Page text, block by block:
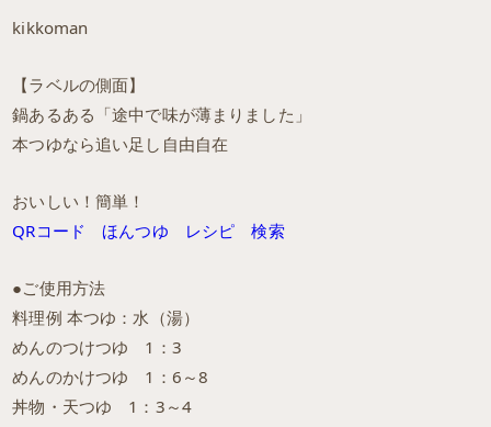
kikkoman
【ラベルの側面】
鍋あるある「途中で味が薄まりました」
本つゆなら追い足し自由自在
おいしい！簡単！
QRコード ほんつゆ レシピ 検索
●ご使用方法
料理例 本つゆ：水（湯）
めんのつけつゆ 1：3
めんのかけつゆ 1：6～8
丼物・天つゆ 1：3～4